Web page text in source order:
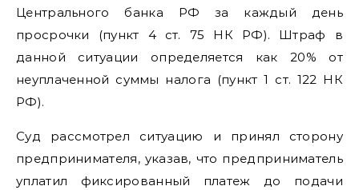
Центрального банка РФ за каждый день
просрочки (пункт 4 ст. 75 НК РФ). Штраф в
данной ситуации определяется как 20% от
неуплаченной суммы налога (пункт 1 ст. 122 НК
РФ).
Суд рассмотрел ситуацию и принял сторону
предпринимателя, указав, что предприниматель
уплатил фиксированный платеж до подачи